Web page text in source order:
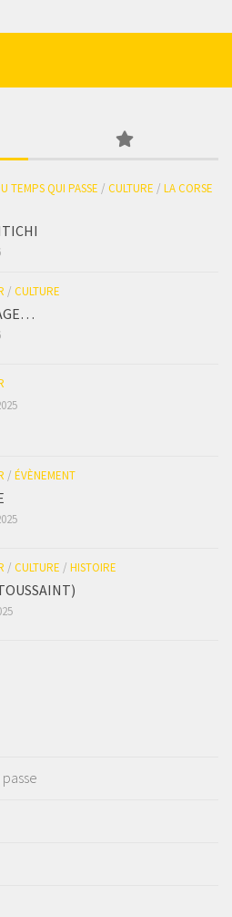
TEMPS QUI PASSE / CULTURE / LA CORSE
/ CULTURE
/ ÉVÈNEMENT
/ CULTURE / HISTOIRE